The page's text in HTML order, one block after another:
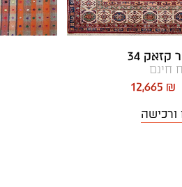
34
חינם
12,665 ₪
ורכישה